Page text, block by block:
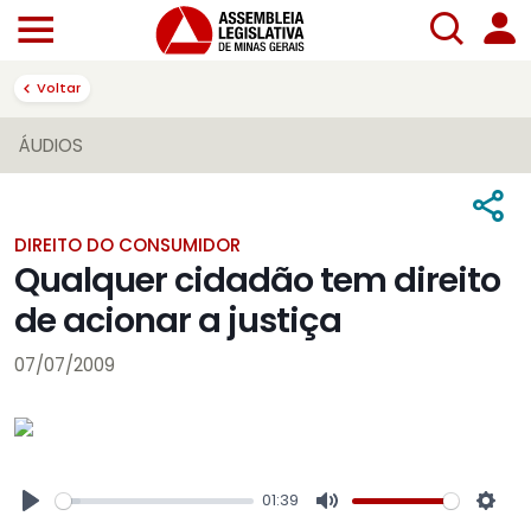
Voltar
ÁUDIOS
DIREITO DO CONSUMIDOR
Qualquer cidadão tem direito
de acionar a justiça
07/07/2009
01:39